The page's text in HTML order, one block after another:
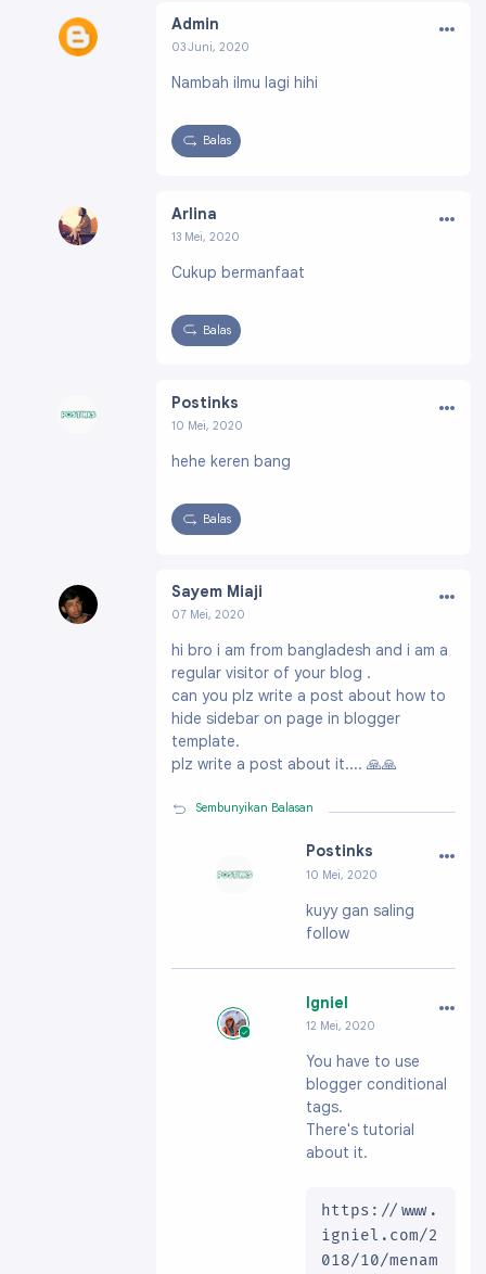
Admin
03 Juni, 2020
6085914255376265
…
Nambah ilmu lagi hihi
Balas
Arlina
13 Mei, 2020
05635929635938311
…
Cukup bermanfaat
Balas
Postinks
10 Mei, 2020
28242875445190649
…
hehe keren bang
Balas
Sayem Miaji
07 Mei, 2020
503996546012674
…
hi bro i am from bangladesh and i am a
regular visitor of your blog .
can you plz write a post about how to
hide sidebar on page in blogger
template.
plz write a post about it.... 🙏🙏
Sembunyikan Balasan
Postinks
10 Mei, 2020
w.blogger.com/pro
file/00528242875
…
kuyy gan saling
follow
Igniel
12 Mei, 2020
w.blogger.com/pro
file/091991703796
…
You have to use
blogger conditional
tags.
There's tutorial
about it.
https://www.
igniel.com/2
018/10/menam